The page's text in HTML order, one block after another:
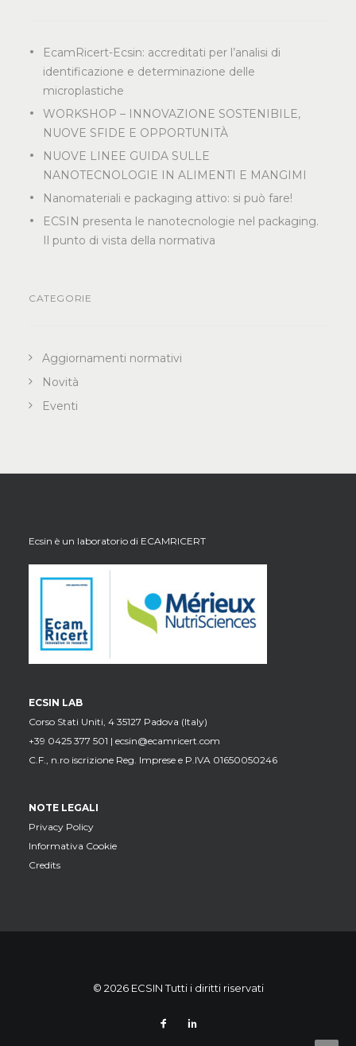
EcamRicert-Ecsin: accreditati per l’analisi di
identificazione e determinazione delle
microplastiche
WORKSHOP – INNOVAZIONE SOSTENIBILE,
NUOVE SFIDE E OPPORTUNITÀ
NUOVE LINEE GUIDA SULLE
NANOTECNOLOGIE IN ALIMENTI E MANGIMI
Nanomateriali e packaging attivo: si può fare!
ECSIN presenta le nanotecnologie nel packaging.
Il punto di vista della normativa
CATEGORIE
Aggiornamenti normativi
Novità
Eventi
Ecsin è un laboratorio di ECAMRICERT
ECSIN LAB
Corso Stati Uniti, 4 35127 Padova (Italy)
+39 0425 377 501 | ecsin@ecamricert.com
C.F., n.ro iscrizione Reg. Imprese e P.IVA 01650050246
NOTE LEGALI
Privacy Policy
Informativa Cookie
Credits
© 2026 ECSIN Tutti i diritti riservati